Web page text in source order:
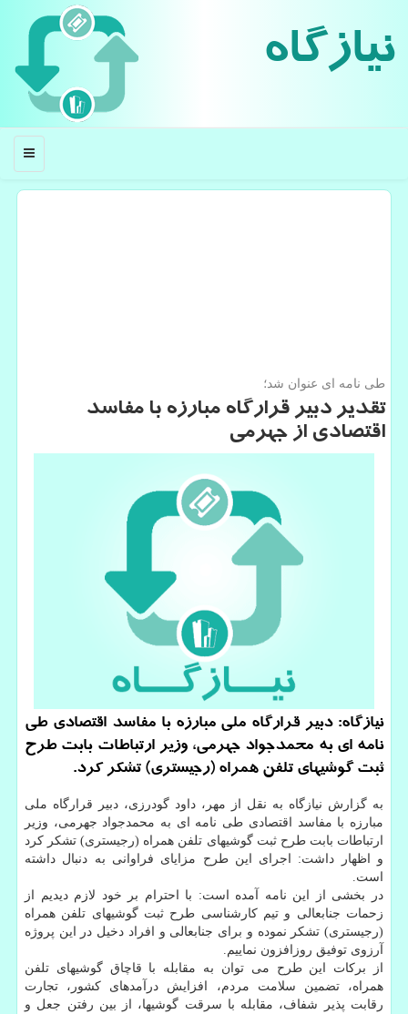
نیازگاه
منو
طی نامه ای عنوان شد؛
تقدیر دبیر قرارگاه مبارزه با مفاسد
اقتصادی از جهرمی
نیازگاه: دبیر قرارگاه ملی مبارزه با مفاسد اقتصادی طی
نامه ای به محمدجواد جهرمی، وزیر ارتباطات بابت طرح
ثبت گوشیهای تلفن همراه (رجیستری) تشكر كرد.
به گزارش نیازگاه به نقل از مهر، داود گودرزی، دبیر قرارگاه ملی
مبارزه با مفاسد اقتصادی طی نامه ای به محمدجواد جهرمی، وزیر
ارتباطات بابت طرح ثبت گوشیهای تلفن همراه (رجیستری) تشكر كرد
و اظهار داشت: اجرای این طرح مزایای فراوانی به دنبال داشته
است.
در بخشی از این نامه آمده است: با احترام بر خود لازم دیدیم از
زحمات جنابعالی و تیم كارشناسی طرح ثبت گوشیهای تلفن همراه
(رجیستری) تشكر نموده و برای جنابعالی و افراد دخیل در این پروژه
آرزوی توفیق روزافزون نماییم.
از بركات این طرح می توان به مقابله با قاچاق گوشیهای تلفن
همراه، تضمین سلامت مردم، افزایش درآمدهای كشور، تجارت
رقابت پذیر شفاف، مقابله با سرقت گوشیها، از بین رفتن جعل و